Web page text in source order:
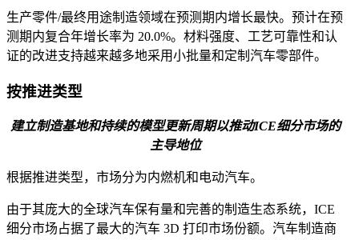
生产零件/最终用途制造领域在预测期内增长最快。预计在预
测期内复合年增长率为 20.0%。材料强度、工艺可靠性和认
证的改进支持越来越多地采用小批量和定制汽车零部件。
按推进类型
建立制造基地和持续的模型更新周期以推动ICE细分市场的
主导地位
根据推进类型，市场分为内燃机和电动汽车。
由于其庞大的全球汽车保有量和完善的制造生态系统，ICE
细分市场占据了最大的汽车 3D 打印市场份额。汽车制造商